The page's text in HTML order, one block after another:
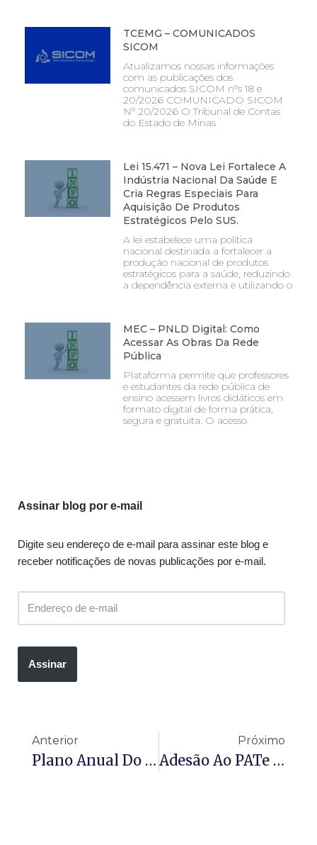
TCEMG – COMUNICADOS
SICOM
Atualizamos nossas informações
com as publicações dos
comunicados SICOM nºs 18 e
20/2026 COMUNICADO SICOM
Nº 20/2026 O Tribunal de Contas
do Estado de Minas
Lei 15.471 – Nova Lei Fortalece A
Indústria Nacional Da Saúde E
Cria Regras Especiais Para
Aquisição De Produtos
Estratégicos Pelo SUS.
A lei estabelece uma política
nacional destinada a fortalecer a
produção nacional de produtos
estratégicos para a saúde, reduzindo
a dependência externa e utilizando o
MEC – PNLD Digital: Como
Acessar As Obras Da Rede
Pública
Plataforma permite que professores
e estudantes da rede pública de
ensino acessem livros didáticos em
formato digital de forma prática,
segura e gratuita. O acesso
Assinar blog por e-mail
Digite seu endereço de e-mail para assinar este blog e
receber notificações de novas publicações por e-mail.
Assinar
Anterior
Plano Anual Do Tribunal De Contas Do Estado De Minas Gerais Para O Exercício De 2025
Próximo
Adesão Ao PATe Encerra Nesta Quarta-Feira 18/06